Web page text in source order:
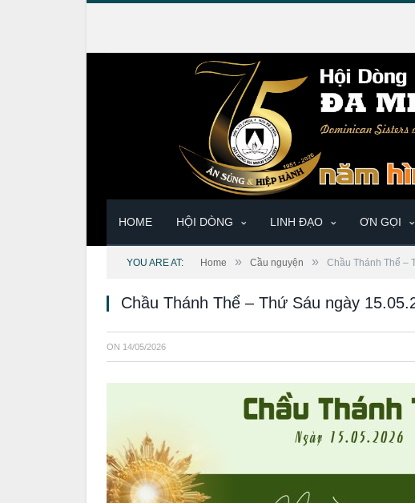
HOME HỘI DÒNG LINH ĐẠO ƠN GỌI
YOU ARE AT: Home » Cầu nguyện » Chầu Thánh Thể –
Chầu Thánh Thể – Thứ Sáu ngày
ON 14/05/2026